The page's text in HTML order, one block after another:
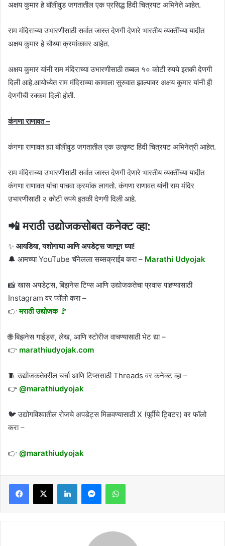
अक्षय कुमार हे बाॅलीवुड जगतातील एक प्रसिद्ध हिंदी चित्रपट अभिनेते आहेत.
राम मंदिराच्या उभारणीसाठी सर्वात जास्त देणगी देणारे भारतीय व्यक्तींच्या यादीत
अक्षय कुमार हे चौथ्या क्रमांकावर आहेत.
अक्षय कुमार यांनी राम मंदिराच्या उभारणीसाठी तब्बल १० कोटी रुपये इतकी देणगी
दिली आहे.आयोध्येत राम मंदिराच्या कामाला सुरुवात झाल्यावर अक्षय कुमार यांनी ही
देणगीची रक्कम दिली होती.
कंगणा राणावत –
कंगणा राणावत ह्या बाॅलीवुड जगतातील एक उत्कृष्ट हिंदी चित्रपट अभिनेत्री आहेत.
राम मंदिराच्या उभारणीसाठी सर्वात जास्त देणगी देणारे भारतीय व्यक्तींच्या यादीत
कंगणा राणावत यांचा पाचवा क्रमांक लागतो. कंगणा राणावत यांनी राम मंदिर
उभारणीसाठी २ कोटी रुपये इतकी देणगी दिली आहे.
📲 मराठी उद्योजकसोबत कनेक्ट व्हा:
✨ आयडिया, यशोगाथा आणि अपडेट्स जाणून घ्या!
🔔 आमच्या YouTube चॅनेलला सब्सक्राईब करा – Marathi Udyojak
📸 खास अपडेट्स, बिझनेस टिप्स आणि उद्योजकतेचा प्रवास पाहण्यासाठी
Instagram वर फॉलो करा –
👉मराठी उद्योजक 🚩
🌐 बिझनेस गाईड्स, लेख, आणि स्टोरीज वाचण्यासाठी भेट द्या –
👉 marathiudyojak.com
🧵 उद्योजकतेवरील चर्चा आणि टिप्ससाठी Threads वर कनेक्ट व्हा –
👉 @marathiudyojak
🐦 उद्योगविश्वातील रोजचे अपडेट्स मिळवण्यासाठी X (पूर्वीचे ट्विटर) वर फॉलो
करा –
👉 @marathiudyojak
Facebook
X LinkedInMessengerWhatsApp